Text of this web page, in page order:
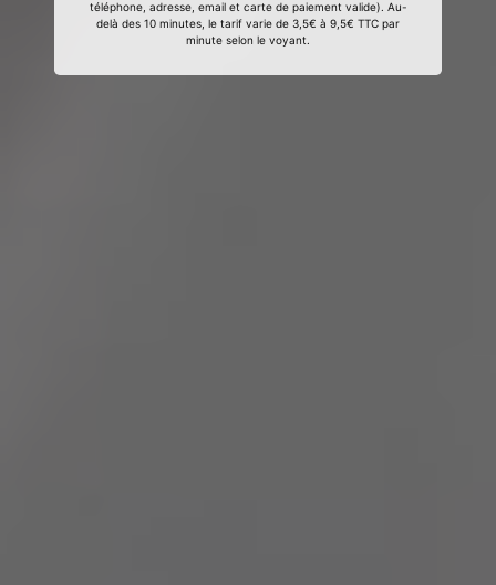
téléphone, adresse, email et carte de paiement valide). Au-
delà des 10 minutes, le tarif varie de 3,5€ à 9,5€ TTC par
minute selon le voyant.